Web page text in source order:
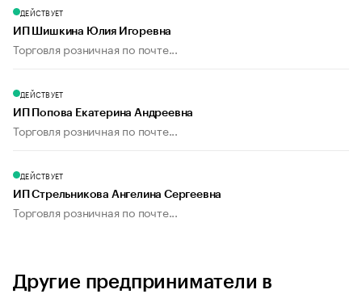
ДЕЙСТВУЕТ
ИП Шишкина Юлия Игоревна
Торговля розничная по почте...
ДЕЙСТВУЕТ
ИП Попова Екатерина Андреевна
Торговля розничная по почте...
ДЕЙСТВУЕТ
ИП Стрельникова Ангелина Сергеевна
Торговля розничная по почте...
Другие предприниматели в